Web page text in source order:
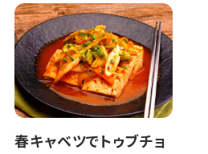
春キャベツでトゥブチョ